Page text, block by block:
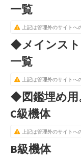
一覧
上記は管理外のサイトへ
◆メインス
一覧
上記は管理外のサイトへ
◆図鑑埋め用
C級機体
上記は管理外のサイトへ
B級機体